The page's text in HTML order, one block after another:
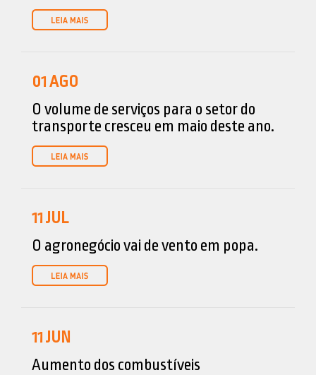
01AGO
O volume de serviços para o setor do
transporte cresceu em maio deste ano.
11JUL
O agronegócio vai de vento em popa.
11JUN
Aumento dos combustíveis